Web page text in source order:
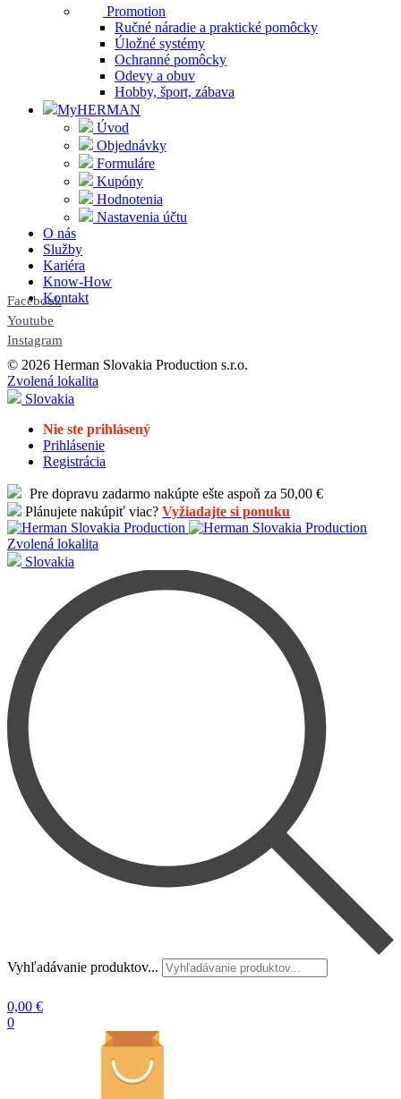
Promotion
Ručné náradie a praktické pomôcky
Úložné systémy
Ochranné pomôcky
Odevy a obuv
Hobby, šport, zábava
MyHERMAN
Úvod
Objednávky
Formuláre
Kupóny
Hodnotenia
Nastavenia účtu
O nás
Služby
Kariéra
Know-How
Kontakt
Facebook
Youtube
Instagram
© 2026 Herman Slovakia Production s.r.o.
Zvolená lokalita
Slovakia
Nie ste prihlásený
Prihlásenie
Registrácia
Pre dopravu zadarmo nakúpte ešte aspoň za 50,00 €
Plánujete nakúpiť viac? Vyžiadajte si ponuku
Zvolená lokalita
Slovakia
Vyhľadávanie produktov...
0,00 €
0